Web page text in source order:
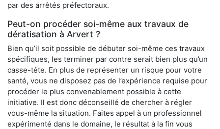
par des arrêtés préfectoraux.
Peut-on procéder soi-même aux travaux de
dératisation à Arvert ?
Bien qu’il soit possible de débuter soi-même ces travaux
spécifiques, les terminer par contre serait bien plus qu’un
casse-tête. En plus de représenter un risque pour votre
santé, vous ne disposez pas de l’expérience requise pour
procéder le plus convenablement possible à cette
initiative. Il est donc déconseillé de chercher à régler
vous-même la situation. Faites appel à un professionnel
expérimenté dans le domaine, le résultat à la fin vous